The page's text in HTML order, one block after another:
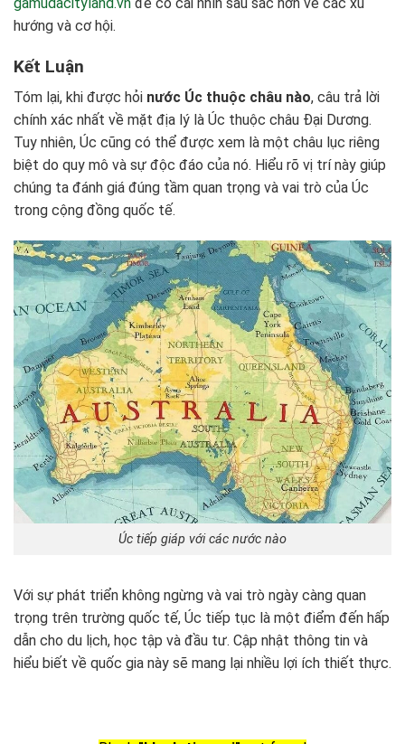
hướng và cơ hội.
Kết Luận
Tóm lại, khi được hỏi nước Úc thuộc châu nào, câu trả lời
chính xác nhất về mặt địa lý là Úc thuộc châu Đại Dương.
Tuy nhiên, Úc cũng có thể được xem là một châu lục riêng
biệt do quy mô và sự độc đáo của nó. Hiểu rõ vị trí này giúp
chúng ta đánh giá đúng tầm quan trọng và vai trò của Úc
trong cộng đồng quốc tế.
Úc tiếp giáp với các nước nào
Với sự phát triển không ngừng và vai trò ngày càng quan
trọng trên trường quốc tế, Úc tiếp tục là một điểm đến hấp
dẫn cho du lịch, học tập và đầu tư. Cập nhật thông tin và
hiểu biết về quốc gia này sẽ mang lại nhiều lợi ích thiết thực.